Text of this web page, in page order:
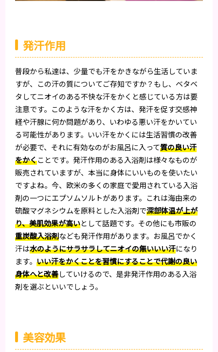
発汗作用
普段から私達は、少量でも汗をかきながら生活していま
すが、この汗の質についてご存知ですか？もし、ベタベ
タしてニオイのある不快な汗をかくと感じている方は要
注意です。このような汗をかく方は、発汗を促す交感神
経や汗腺に何か問題があり、いわゆる悪い汗をかいてい
る可能性があります。いい汗をかくには生活習慣の改善
が必要で、それに有効なのがお風呂に入って質の良い汗
をかくことです。発汗作用のある入浴剤は様々なものが
販売されていますが、本当に身体にいいものを使いたい
ですよね。今、欧米の多くの家庭で愛用されている入浴
剤の一つにエプソムソルトがあります。これは海由来の
硫酸マグネシウムを原料とした入浴剤で深部体温が上が
り、美肌効果が高いとして話題です。その他にも市販の
重炭酸入浴剤なども発汗作用があります。お風呂でかく
汗は水のようにサラサラしてニオイの無いいい汗になり
ます。いい汗をかくことを習慣にすることで代謝の良い
身体へと改善していけるので、是非発汗作用のある入浴
剤を選ぶといいでしょう。
美容効果